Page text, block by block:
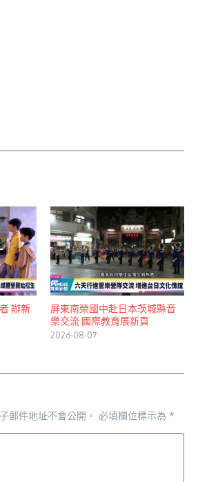
辦新
屏東南榮國中赴日本茨城縣音
樂交流 國際教育展新頁
2026-08-07
郵件地址不會公開。 必填欄位標示為 *